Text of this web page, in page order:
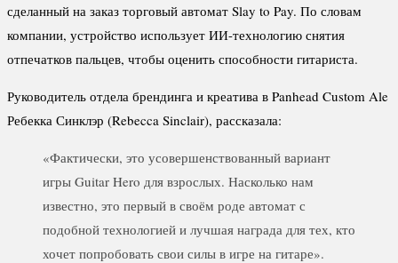
сделанный на заказ торговый автомат Slay to Pay. По словам
компании, устройство использует ИИ-технологию снятия
отпечатков пальцев, чтобы оценить способности гитариста.
Руководитель отдела брендинга и креатива в Panhead Custom Ale
Ребекка Синклэр (Rebecca Sinclair), рассказала:
«Фактически, это усовершенствованный вариант
игры Guitar Hero для взрослых. Насколько нам
известно, это первый в своём роде автомат с
подобной технологией и лучшая награда для тех, кто
хочет попробовать свои силы в игре на гитаре».